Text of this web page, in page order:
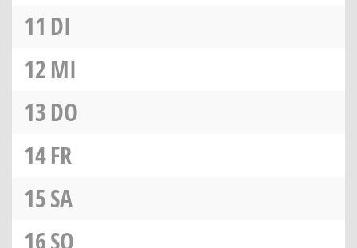
11 DI
12MI
13DO
14FR
15SA
16SO